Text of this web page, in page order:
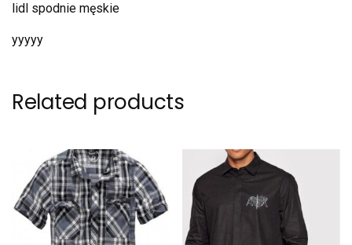
lidl spodnie męskie
yyyyy
Related products